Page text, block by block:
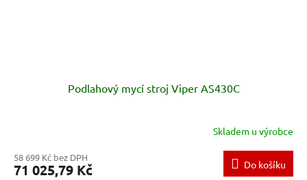
Podlahový mycí stroj Viper AS430C
Skladem u výrobce
58 699 Kč bez DPH
71 025,79 Kč Do košíku